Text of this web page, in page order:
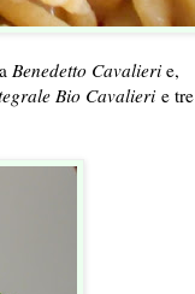
Benedetto Cavalierie,
Bio Cavalierie tre